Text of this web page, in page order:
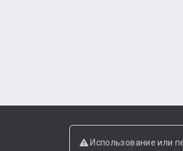
Использование или